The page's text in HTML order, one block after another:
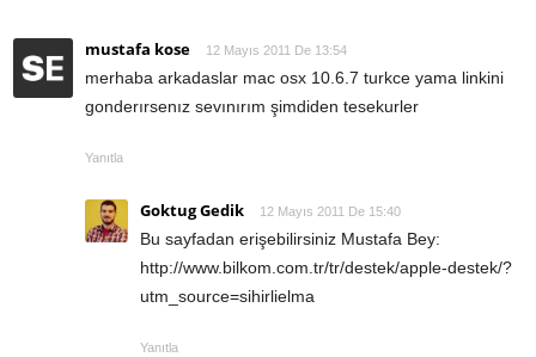
mustafa kose 12 Mayıs 2011 De 13:54
merhaba arkadaslar mac osx 10.6.7 turkce yama linkini
gonderırsenız sevınırım şimdiden tesekurler
Yanıtla
Goktug Gedik 12 Mayıs 2011 De 15:40
Bu sayfadan erişebilirsiniz Mustafa Bey:
http://www.bilkom.com.tr/tr/destek/apple-destek/?
utm_source=sihirlielma
Yanıtla